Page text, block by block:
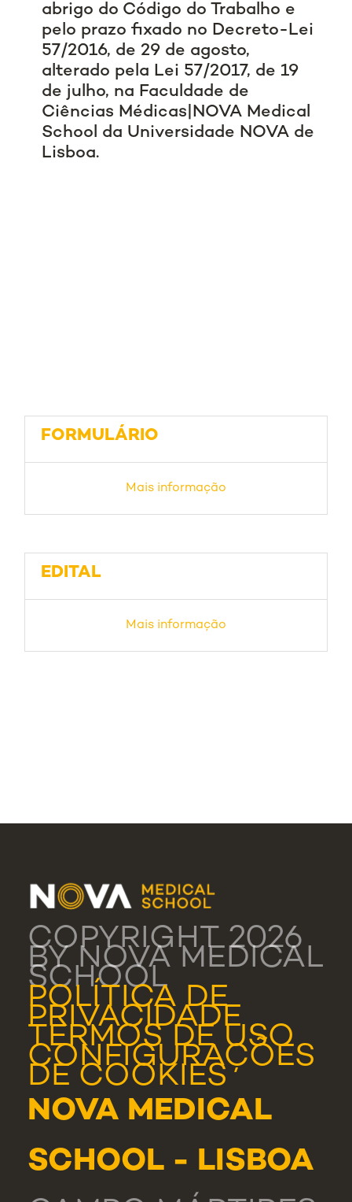
abrigo do Código do Trabalho e
pelo prazo fixado no Decreto-Lei
57/2016, de 29 de agosto,
alterado pela Lei 57/2017, de 19
de julho, na Faculdade de
Ciências Médicas|NOVA Medical
School da Universidade NOVA de
Lisboa.
FORMULÁRIO
Mais informação
EDITAL
Mais informação
COPYRIGHT 2026
BY NOVA MEDICAL
SCHOOL
POLÍTICA DE
PRIVACIDADE
TERMOS DE USO
CONFIGURAÇÕES
DE COOKIES
NOVA MEDICAL
SCHOOL - LISBOA